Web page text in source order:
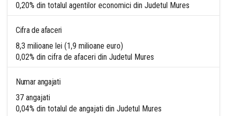
0,20% din totalul agentilor economici din Judetul Mures
Cifra de afaceri
8,3 milioane lei (1,9 milioane euro)
0,02% din cifra de afaceri din Judetul Mures
Numar angajati
37 angajati
0,04% din totalul de angajati din Judetul Mures